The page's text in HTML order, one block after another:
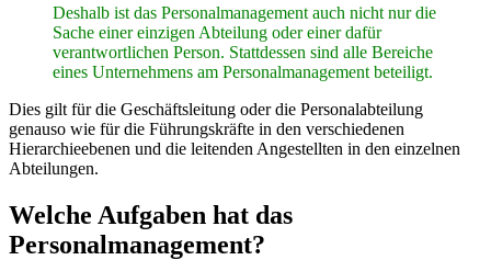
Deshalb ist das Personalmanagement auch nicht nur die
Sache einer einzigen Abteilung oder einer dafür
verantwortlichen Person. Stattdessen sind alle Bereiche
eines Unternehmens am Personalmanagement beteiligt.
Dies gilt für die Geschäftsleitung oder die Personalabteilung
genauso wie für die Führungskräfte in den verschiedenen
Hierarchieebenen und die leitenden Angestellten in den einzelnen
Abteilungen.
Welche Aufgaben hat das
Personalmanagement?